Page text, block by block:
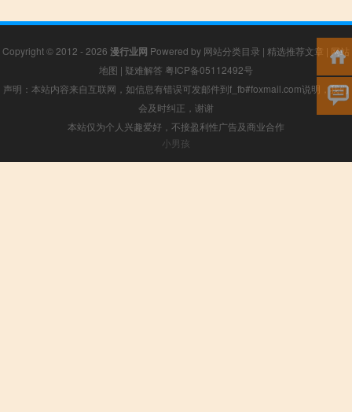
Copyright © 2012 - 2026 漫行业网 Powered by 网站分类目录 | 精选推荐文章 | 网站
地图 | 疑难解答 粤ICP备05112492号
声明：本站内容来自互联网，如信息有错误可发邮件到f_fb#foxmail.com说明，我们
会及时纠正，谢谢
本站仅为个人兴趣爱好，不接盈利性广告及商业合作
小男孩